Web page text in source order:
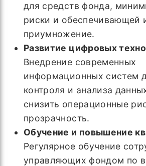
для средств фонда,
риски и обеспечивающей
приумножение.
Развитие цифровых
Внедрение современных
информационных систем
контроля и анализа
снизить операционные
прозрачность.
Обучение и повышение
Регулярное обучение
управляющих фондом по